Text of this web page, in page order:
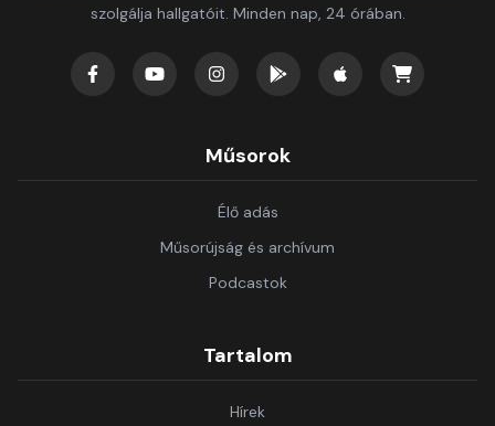
szolgálja hallgatóit. Minden nap, 24 órában.
Műsorok
Élő adás
Műsorújság és archívum
Podcastok
Tartalom
Hírek